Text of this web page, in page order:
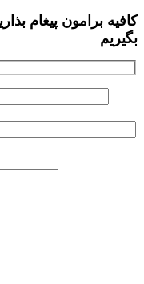
کافیه برامون پیغام
بگیریم